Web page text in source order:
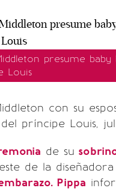
presume
Louis
con su
príncipe Louis,
de su
de la diseñadora
Pippa